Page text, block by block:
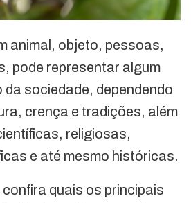
animal, objeto, pessoas,
pode representar algum
sociedade, dependendo
crença e tradições, além
religiosas,
e até mesmo históricas.
quais os principais